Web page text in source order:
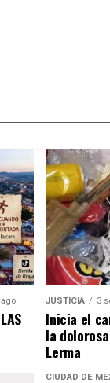
JUSTICIA 3
Inicia el
la
Lerma
CIUDAD DE